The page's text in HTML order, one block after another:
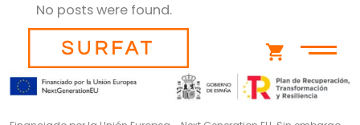
shopping_cart
No posts were found.